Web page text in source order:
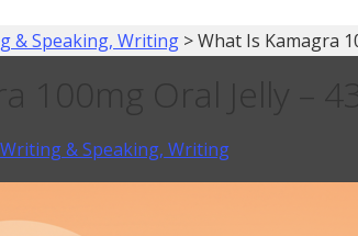
& Speaking, Writing >What Is Kamagra
Writing & Speaking, Writing